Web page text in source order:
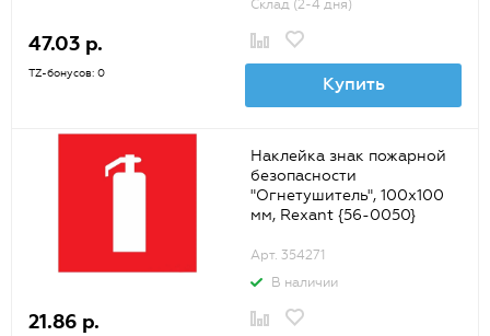
Склад (2-4 дня)
47.03 р.
TZ-бонусов: 0 Купить
Наклейка знак пожарной
безопасности
"Огнетушитель", 100х100
мм, Rexant {56-0050}
Арт. 354271
В наличии
21.86 р.